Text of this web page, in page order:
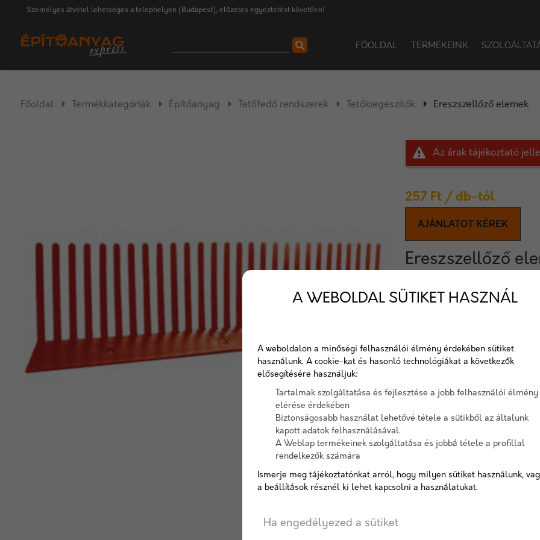
Személyes átvétel lehetséges a telephelyen (Budapest), előzetes egyeztetést követően!
FŐOLDAL TERMÉKEINK
Főoldal Termékkategóriák Építőanyag Tetőfedő rendszerek Tetőkiegészítők Ereszszellőző elemek
Az árak tájékoztató
257 Ft / db-tól
AJÁNLATOT KÉREK
Ereszszellőző
Az ereszszellőző elemek
megakadályozzák a madarak
Elérhetőség:
10-
A WEBOLDAL SÜTIKET HASZNÁL
A weboldalon a minőségi felhasználói élmény érdekében sütiket
használunk. A cookie-kat és hasonló technológiákat a következők
elősegítésére használjuk:
Tartalmak szolgáltatása és fejlesztése a jobb felhasználói élmény
elérése érdekében
Biztonságosabb használat lehetővé tétele a sütikből az általunk
kapott adatok felhasználásával.
A Weblap termékeinek szolgáltatása és jobbá tétele a profillal
rendelkezők számára
Ismerje meg tájékoztatónkat arról, hogy milyen sütiket használunk,
a beállítások résznél ki lehet kapcsolni a használatukat.
Ha engedélyezed a sütiket